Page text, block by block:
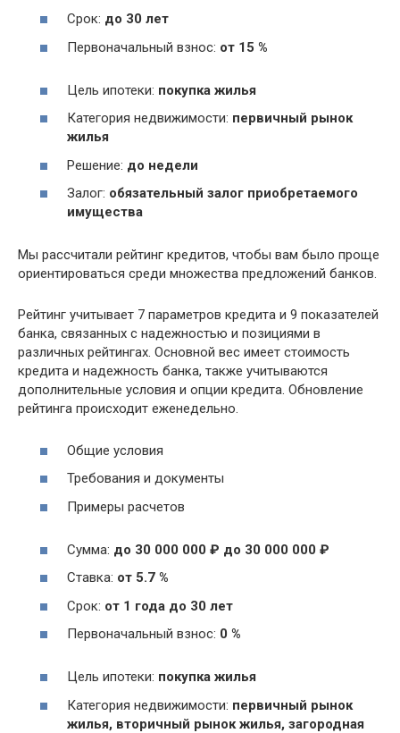
Срок: до 30 лет
Первоначальный взнос: от 15 %
Цель ипотеки: покупка жилья
Категория недвижимости: первичный рынок
жилья
Решение: до недели
Залог: обязательный залог приобретаемого
имущества
Мы рассчитали рейтинг кредитов, чтобы вам было проще
ориентироваться среди множества предложений банков.
Рейтинг учитывает 7 параметров кредита и 9 показателей
банка, связанных с надежностью и позициями в
различных рейтингах. Основной вес имеет стоимость
кредита и надежность банка, также учитываются
дополнительные условия и опции кредита. Обновление
рейтинга происходит еженедельно.
Общие условия
Требования и документы
Примеры расчетов
Сумма: до 30 000 000 ₽ до 30 000 000 ₽
Ставка: от 5.7 %
Срок: от 1 года до 30 лет
Первоначальный взнос: 0 %
Цель ипотеки: покупка жилья
Категория недвижимости: первичный рынок
жилья, вторичный рынок жилья, загородная